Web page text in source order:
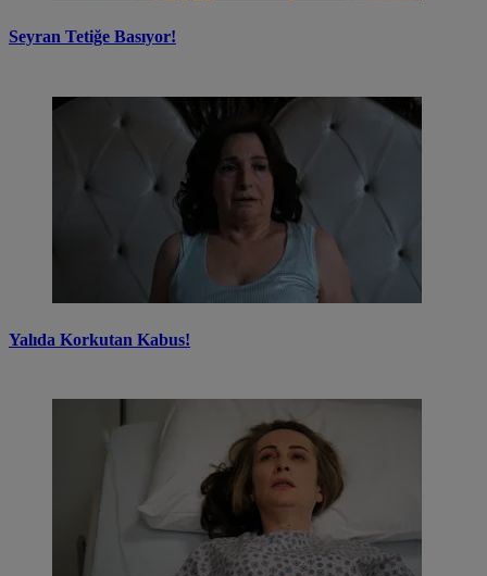
Seyran Tetiğe Basıyor!
Yalıda Korkutan Kabus!